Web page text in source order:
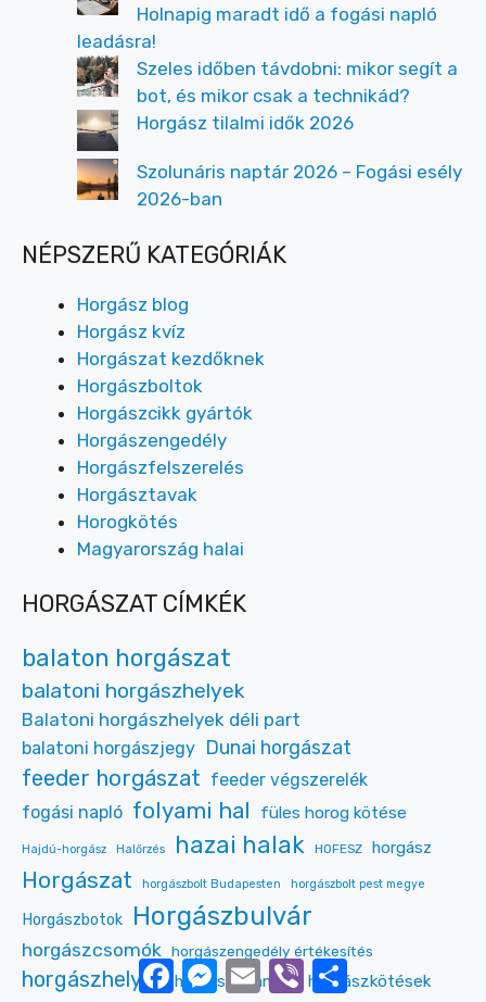
Holnapig maradt idő a fogási napló
leadásra!
Szeles időben távdobni: mikor segít a
bot, és mikor csak a technikád?
Horgász tilalmi idők 2026
Szolunáris naptár 2026 – Fogási esély
2026-ban
NÉPSZERŰ KATEGÓRIÁK
Horgász blog
Horgász kvíz
Horgászat kezdőknek
Horgászboltok
Horgászcikk gyártók
Horgászengedély
Horgászfelszerelés
Horgásztavak
Horogkötés
Magyarország halai
HORGÁSZAT CÍMKÉK
balaton horgászat
balatoni horgászhelyek
Balatoni horgászhelyek déli part
balatoni horgászjegy Dunai horgászat
feeder horgászat feeder végszerelék
fogási napló folyami hal füles horog kötése
Hajdú-horgász Halőrzés hazai halak HOFESZ horgász
Horgászat horgászbolt Budapesten horgászbolt pest megye
Horgászbotok Horgászbulvár
horgászcsomók horgászengedély értékesítés
horgászhelyek horgászkalandok horgászkötések
FacebookMessenger
Email Viber
meg